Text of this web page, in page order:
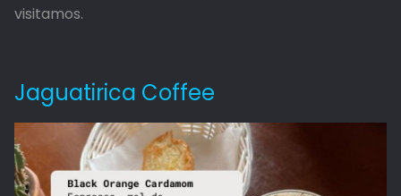
visitamos.
Jaguatirica Coffee